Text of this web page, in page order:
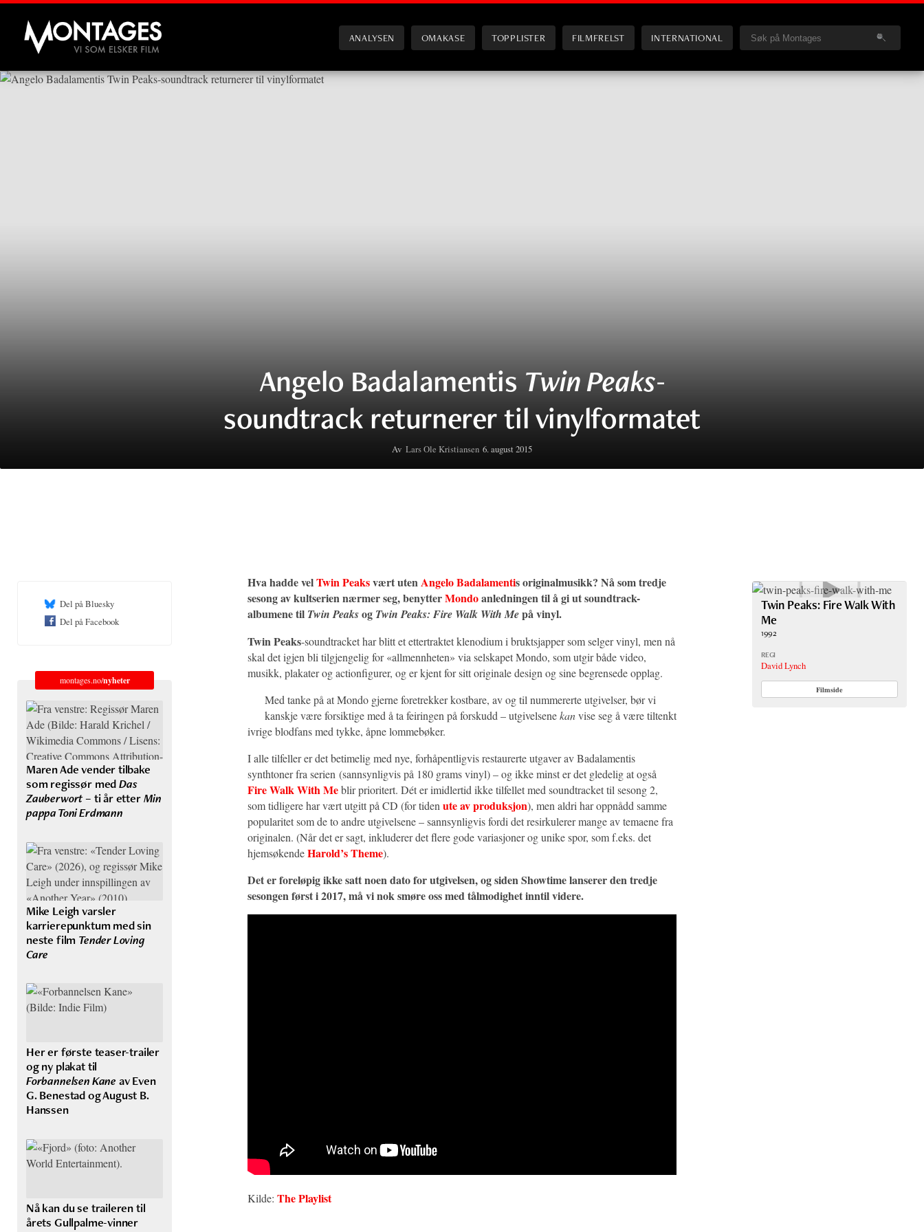
Montages
ANALYSEN OMAKASE TOPPLISTER FILMFRELST INTERNATIONAL
Angelo BadalamentisTwin Peaks-
soundtrack returnerer til vinylformatet
Av Lars Ole Kristiansen 6. august 2015
Hva hadde velTwin Peaksvært utenAngelo Badalamentis originalmusikk? Nå som tredje
sesong av kultserien nærmer seg, benytterMondoanledningen til å gi ut soundtrack-
albumene til Twin Peaksog Twin Peaks: Fire Walk With Mepå vinyl.
Twin Peaks-soundtracket har blitt et ettertraktet klenodium i bruktsjapper som selger vinyl, men nå
skal det igjen bli tilgjengelig for «allmennheten» via selskapet Mondo, som utgir både video,
musikk, plakater og actionfigurer, og er kjent for sitt originale design og sine begrensede opplag.
Med tanke på at Mondo gjerne foretrekker kostbare, av og til nummererte utgivelser, bør vi
kanskje være forsiktige med å ta feiringen på forskudd – utgivelsenekanvise seg å være tiltenkt
ivrige blodfans med tykke, åpne lommebøker.
I alle tilfeller er det betimelig med nye, forhåpentligvis restaurerte utgaver av Badalamentis
synthtoner fra serien (sannsynligvis på 180 grams vinyl) – og ikke minst er det gledelig at også
Fire Walk With Meblir prioritert. Dét er imidlertid ikke tilfellet med soundtracket til sesong 2,
som tidligere har vært utgitt på CD (for tidenute av produksjon), men aldri har oppnådd samme
popularitet som de to andre utgivelsene – sannsynligvis fordi det resirkulerer mange av temaene fra
originalen. (Når det er sagt, inkluderer det flere gode variasjoner og unike spor, som f.eks. det
hjemsøkendeHarold’s Theme).
Det er foreløpig ikke satt noen dato for utgivelsen, og siden Showtime lanserer den tredje
sesongen først i 2017, må vi nok smøre oss med tålmodighet inntil videre.
Kilde: The Playlist
Del på Bluesky
Del på Facebook
montages.no/nyheter
Maren Ade vender tilbake
som regissør medDas
Zauberwort– ti år etterMin
pappa Toni Erdmann
Mike Leigh varsler
karrierepunktum med sin
neste film Tender Loving
Care
Her er første teaser-trailer
og ny plakat til
Forbannelsen Kane av Even
G. Benestad og August B.
Hanssen
Nå kan du se traileren til
årets Gullpalme-vinner
Twin Peaks: Fire Walk With
Me
1992
REGI
David Lynch
Filmside